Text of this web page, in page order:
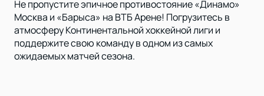
Не пропустите эпичное противостояние «Динамо»
Москва и «Барыса» на ВТБ Арене! Погрузитесь в
атмосферу Континентальной хоккейной лиги и
поддержите свою команду в одном из самых
ожидаемых матчей сезона.